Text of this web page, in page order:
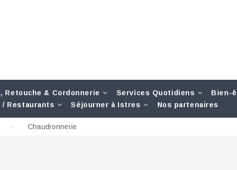
Retouche & Cordonnerie Services Quotidiens
Bien-
/ Restaurants Séjourner à Istres Nos partenaires
Chaudronnerie